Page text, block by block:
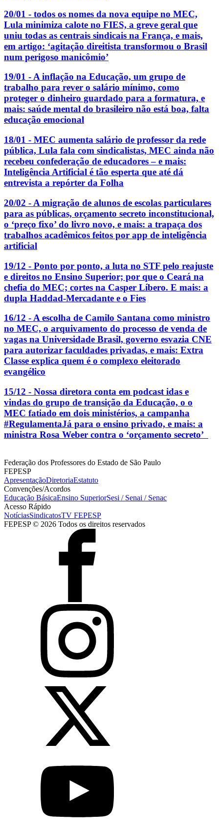
20/01 - todos os nomes da nova equipe no MEC,
Lula minimiza calote no FIES, a greve geral que
uniu todas as centrais sindicais na França, e mais,
em artigo: ‘agitação direitista transformou o Brasil
num perigoso manicômio’
19/01 - A inflação na Educação, um grupo de
trabalho para rever o salário mínimo, como
proteger o dinheiro guardado para a formatura, e
mais: saúde mental do brasileiro não está boa, falta
educação emocional
18/01 - MEC aumenta salário de professor da rede
pública, Lula fala com sindicalistas, MEC ainda não
recebeu confederação de educadores – e mais:
Inteligência Artificial é tão esperta que até dá
entrevista a repórter da Folha
20/02 - A migração de alunos de escolas particulares
para as públicas, orçamento secreto inconstitucional,
o ‘preço fixo’ do livro novo, e mais: a trapaça dos
trabalhos acadêmicos feitos por app de inteligência
artificial
19/12 - Ponto por ponto, a luta no STF pelo reajuste
e direitos no Ensino Superior; por que o Ceará na
chefia do MEC; cortes na Casper Líbero. E mais: a
dupla Haddad-Mercadante e o Fies
16/12 - A escolha de Camilo Santana como ministro
no MEC, o arquivamento do processo de venda de
vagas na Universidade Brasil, governo esvazia CNE
para autorizar faculdades privadas, e mais: Extra
Classe explica quem é o complexo eleitorado
evangélico
15/12 - Nossa diretora conta em podcast idas e
vindas do grupo de transição da Educação, o o
MEC fatiado em dois ministérios, a campanha
#RegulamentaJá para o ensino privado, e mais: a
ministra Rosa Weber contra o ‘orçamento secreto’
Federação dos Professores do Estado de São Paulo
FEPESP
ApresentaçãoDiretoriaEstatuto
Convenções/Acordos
Educação BásicaEnsino SuperiorSesi / Senai / Senac
Acesso Rápido
NotíciasSindicatosTV FEPESP
FEPESP © 2026 Todos os direitos reservados